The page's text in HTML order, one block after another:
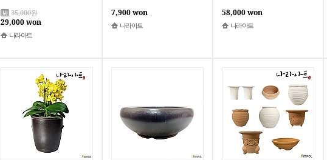
35,000원
29,000 won
나라아트
7,900 won
나라아트
58,000 won
나라아트